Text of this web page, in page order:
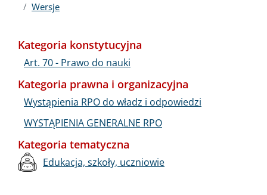
Wersje
Kategoria konstytucyjna
Art. 70 - Prawo do nauki
Kategoria prawna i organizacyjna
Wystąpienia RPO do władz i odpowiedzi
WYSTĄPIENIA GENERALNE RPO
Kategoria tematyczna
Edukacja, szkoły, uczniowie